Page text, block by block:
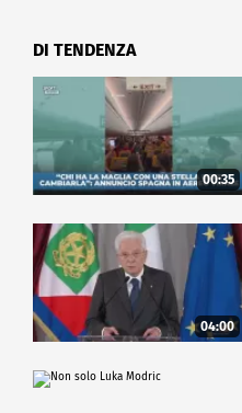
DI TENDENZA
00:35
04:00